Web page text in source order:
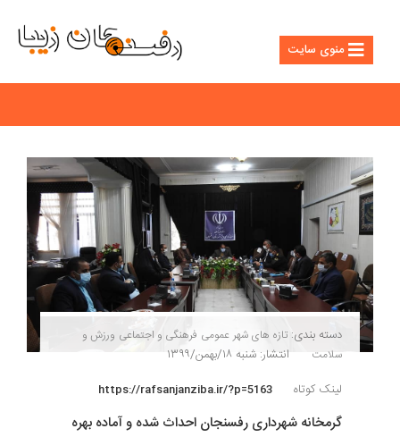
منوی سایت
دسته بندی: تازه های شهر عمومی فرهنگی و اجتماعی ورزش و
سلامت
انتشار: شنبه ۱۸/بهمن/۱۳۹۹
لینک کوتاه
https://rafsanjanziba.ir/?p=5163
گرمخانه شهرداری رفسنجان احداث شده و آماده بهره